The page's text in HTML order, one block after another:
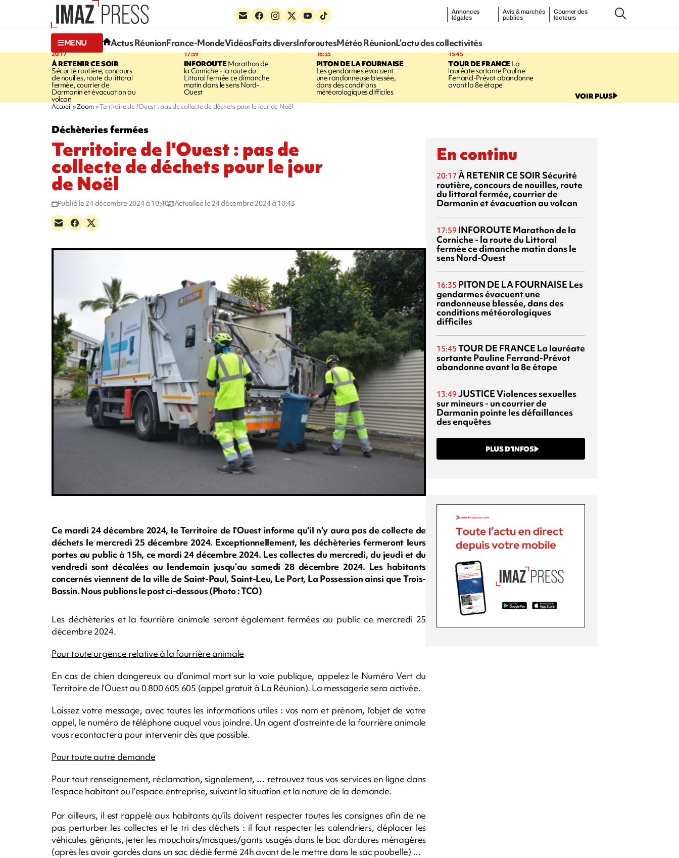
Annonces
légales
Avis & marchés
publics
Courrier des
lecteurs
MENU Actus RéunionFrance-MondeVidéosFaits diversInforoutesMétéo RéunionL’actu des collectivités
20:17
À RETENIR CE SOIR
Sécurité routière, concours
de nouilles, route du littoral
fermée, courrier de
Darmanin et évacuation au
volcan
17:59
INFOROUTEMarathon de
la Corniche - la route du
Littoral fermée ce dimanche
matin dans le sens Nord-
Ouest
16:35
PITON DE LA FOURNAISE
Les gendarmes évacuent
une randonneuse blessée,
dans des conditions
météorologiques difficiles
15:45
TOUR DE FRANCELa
lauréate sortante Pauline
Ferrand-Prévot abandonne
avant la 8e étape
VOIR PLUS
Accueil Zoom Territoire de l'Ouest : pas de collecte de déchets pour le jour de Noël
Déchèteries fermées
Territoire de l'Ouest : pas de
collecte de déchets pour le jour
de Noël
Publié le 24 décembre 2024 à 10:40 Actualisé le 24 décembre 2024 à 10:43
Ce mardi 24 décembre 2024, le Territoire de l'Ouest informe qu'il n'y aura pas de collecte de
déchets le mercredi 25 décembre 2024. Exceptionnellement, les déchèteries fermeront leurs
portes au public à 15h, ce mardi 24 décembre 2024. Les collectes du mercredi, du jeudi et du
vendredi sont décalées au lendemain jusqu’au samedi 28 décembre 2024. Les habitants
concernés viennent de la ville de Saint-Paul, Saint-Leu, Le Port, La Possession ainsi que Trois-
Bassin. Nous publions le post ci-dessous (Photo : TCO)
Les déchèteries et la fourrière animale seront également fermées au public ce mercredi 25
décembre 2024.
Pour toute urgence relative à la fourrière animale
En cas de chien dangereux ou d’animal mort sur la voie publique, appelez le Numéro Vert du
Territoire de l’Ouest au 0 800 605 605 (appel gratuit à La Réunion). La messagerie sera activée.
Laissez votre message, avec toutes les informations utiles : vos nom et prénom, l’objet de votre
appel, le numéro de téléphone auquel vous joindre. Un agent d’astreinte de la fourrière animale
vous recontactera pour intervenir dès que possible.
Pour toute autre demande
Pour tout renseignement, réclamation, signalement, … retrouvez tous vos services en ligne dans
l’espace habitant ou l’espace entreprise, suivant la situation et la nature de la demande.
Par ailleurs, il est rappelé aux habitants qu’ils doivent respecter toutes les consignes afin de ne
pas perturber les collectes et le tri des déchets : il faut respecter les calendriers, déplacer les
véhicules gênants, jeter les mouchoirs/masques/gants usagés dans le bac d’ordures ménagères
(après les avoir gardés dans un sac dédié fermé 24h avant de le mettre dans le sac poubelle) …
En continu
20:17 À RETENIR CE SOIR Sécurité
routière, concours de nouilles, route
du littoral fermée, courrier de
Darmanin et évacuation au volcan
17:59 INFOROUTE Marathon de la
Corniche - la route du Littoral
fermée ce dimanche matin dans le
sens Nord-Ouest
16:35 PITON DE LA FOURNAISE Les
gendarmes évacuent une
randonneuse blessée, dans des
conditions météorologiques
difficiles
15:45 TOUR DE FRANCE La lauréate
sortante Pauline Ferrand-Prévot
abandonne avant la 8e étape
13:49 JUSTICEViolences sexuelles
sur mineurs - un courrier de
Darmanin pointe les défaillances
des enquêtes
PLUS D’INFOS